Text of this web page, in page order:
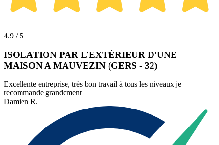
4.9 / 5
ISOLATION PAR L’EXTÉRIEUR D'UNE
MAISON A MAUVEZIN (GERS - 32)
Excellente entreprise, très bon travail à tous les niveaux je
recommande grandement
Damien R.